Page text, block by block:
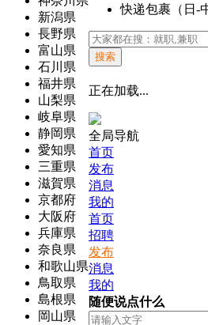
新潟県
長野県
富山県
石川県
福井県
山梨県
岐阜県
静岡県
愛知県
三重県
滋賀県
京都府
大阪府
兵庫県
奈良県
和歌山県
鳥取県
島根県
岡山県
快递包裹（日-
搜索
正在加载...
全局导航
首页
发布
消息
我的
首页
招聘
发布
消息
我的
随便说点什么